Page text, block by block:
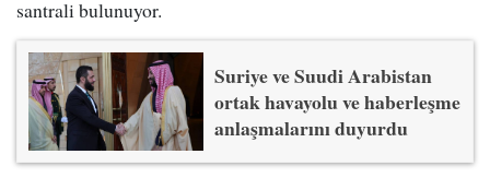
santrali bulunuyor.
Suriye ve Suudi Arabistan
ortak havayolu ve haberleşme
anlaşmalarını duyurdu